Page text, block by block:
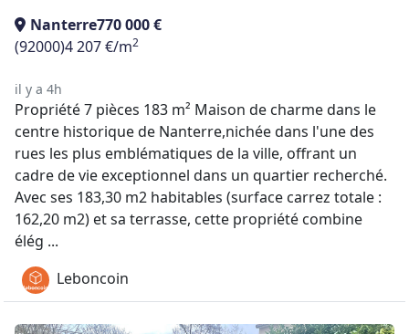
Nanterre770 000 €
(92000)4 207 €/m2
il y a 4h
Propriété 7 pièces 183 m² Maison de charme dans le
centre historique de Nanterre,nichée dans l'une des
rues les plus emblématiques de la ville, offrant un
cadre de vie exceptionnel dans un quartier recherché.
Avec ses 183,30 m2 habitables (surface carrez totale :
162,20 m2) et sa terrasse, cette propriété combine
élég ...
Leboncoin